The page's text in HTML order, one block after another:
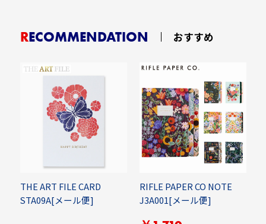
RECOMMENDATION おすすめ
THE ART FILE CARD
STA09A[メール便]
RIFLE PAPER CO NOTE
J3A001[メール便]